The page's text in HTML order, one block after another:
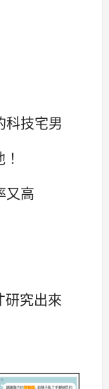
科技宅男
又高
研究出來